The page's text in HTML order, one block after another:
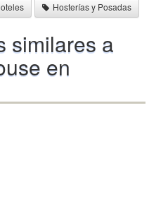
Hosterías y Posadas
similares a
en